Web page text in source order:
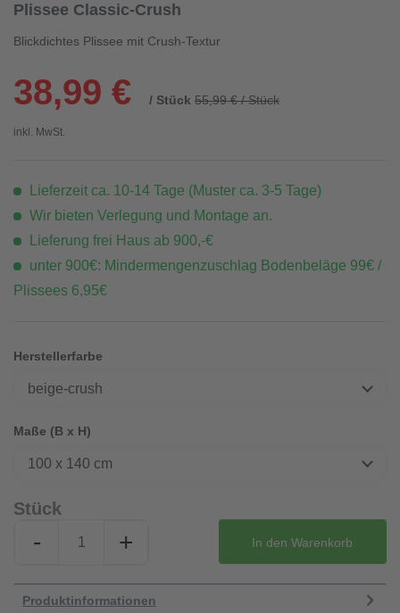
Plissee Classic-Crush
Blickdichtes Plissee mit Crush-Textur
38,99 € / Stück 55,99 € / Stück
inkl. MwSt.
Lieferzeit ca. 10-14 Tage (Muster ca. 3-5 Tage)
Wir bieten Verlegung und Montage an.
Lieferung frei Haus ab 900,-€
unter 900€: Mindermengenzuschlag Bodenbeläge 99€ /
Plissees 6,95€
Herstellerfarbe
beige-crush
Maße (B x H)
100 x 140 cm
Stück
- + In den Warenkorb
Produktinformationen